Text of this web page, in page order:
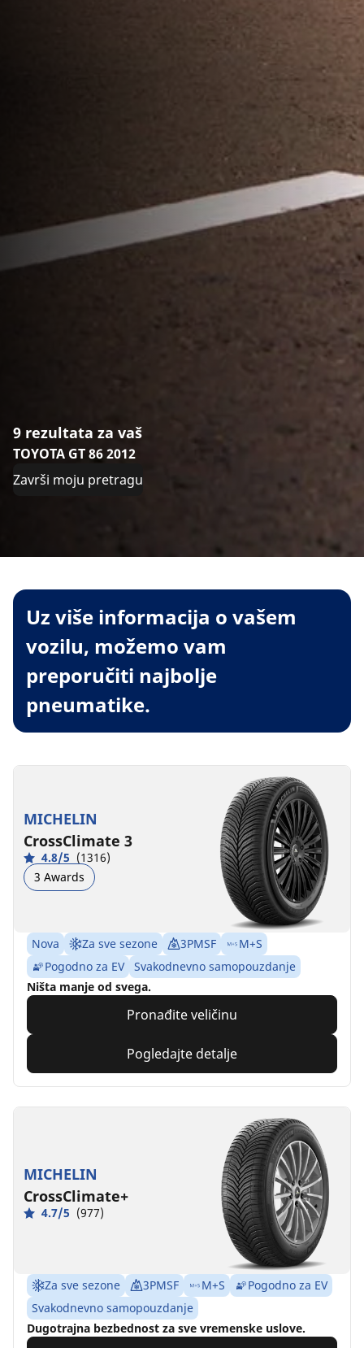
9 rezultata za vaš
TOYOTA GT 86 2012
Završi moju pretragu
Uz više informacija o vašem
vozilu, možemo vam
preporučiti najbolje
pneumatike.
MICHELIN
CrossClimate 3
4.8/5 (1316)
3 Awards
Nova Za sve sezone 3PMSF
M+S
Pogodno za EV
Svakodnevno samopouzdanje
Ništa manje od svega.
Pronađite veličinu
Pogledajte detalje
MICHELIN
CrossClimate+
4.7/5 (977)
Za sve sezone 3PMSF M+S
Pogodno za EV
Svakodnevno samopouzdanje
Dugotrajna bezbednost za sve vremenske uslove.